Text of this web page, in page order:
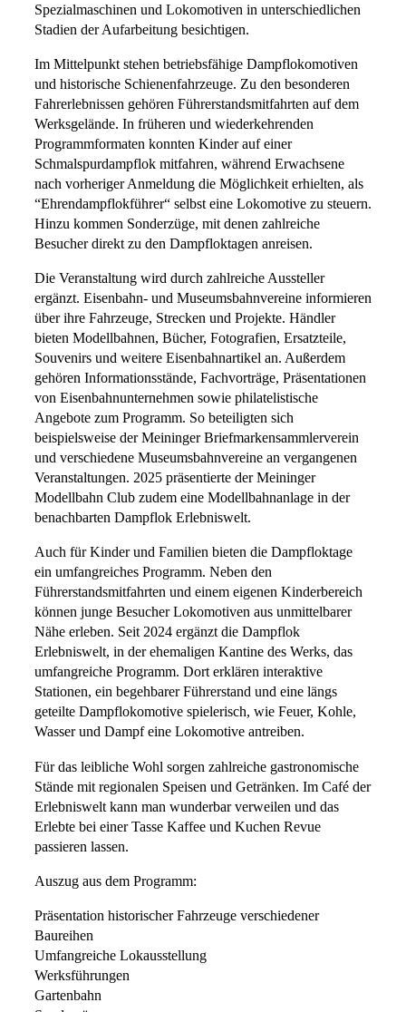
Spezialmaschinen und Lokomotiven in unterschiedlichen
Stadien der Aufarbeitung besichtigen.
Im Mittelpunkt stehen betriebsfähige Dampflokomotiven
und historische Schienenfahrzeuge. Zu den besonderen
Fahrerlebnissen gehören Führerstandsmitfahrten auf dem
Werksgelände. In früheren und wiederkehrenden
Programmformaten konnten Kinder auf einer
Schmalspurdampflok mitfahren, während Erwachsene
nach vorheriger Anmeldung die Möglichkeit erhielten, als
“Ehrendampflokführer“ selbst eine Lokomotive zu steuern.
Hinzu kommen Sonderzüge, mit denen zahlreiche
Besucher direkt zu den Dampfloktagen anreisen.
Die Veranstaltung wird durch zahlreiche Aussteller
ergänzt. Eisenbahn- und Museumsbahnvereine informieren
über ihre Fahrzeuge, Strecken und Projekte. Händler
bieten Modellbahnen, Bücher, Fotografien, Ersatzteile,
Souvenirs und weitere Eisenbahnartikel an. Außerdem
gehören Informationsstände, Fachvorträge, Präsentationen
von Eisenbahnunternehmen sowie philatelistische
Angebote zum Programm. So beteiligten sich
beispielsweise der Meininger Briefmarkensammlerverein
und verschiedene Museumsbahnvereine an vergangenen
Veranstaltungen. 2025 präsentierte der Meininger
Modellbahn Club zudem eine Modellbahnanlage in der
benachbarten Dampflok Erlebniswelt.
Auch für Kinder und Familien bieten die Dampfloktage
ein umfangreiches Programm. Neben den
Führerstandsmitfahrten und einem eigenen Kinderbereich
können junge Besucher Lokomotiven aus unmittelbarer
Nähe erleben. Seit 2024 ergänzt die Dampflok
Erlebniswelt, in der ehemaligen Kantine des Werks, das
umfangreiche Programm. Dort erklären interaktive
Stationen, ein begehbarer Führerstand und eine längs
geteilte Dampflokomotive spielerisch, wie Feuer, Kohle,
Wasser und Dampf eine Lokomotive antreiben.
Für das leibliche Wohl sorgen zahlreiche gastronomische
Stände mit regionalen Speisen und Getränken. Im Café der
Erlebniswelt kann man wunderbar verweilen und das
Erlebte bei einer Tasse Kaffee und Kuchen Revue
passieren lassen.
Auszug aus dem Programm:
Präsentation historischer Fahrzeuge verschiedener
Baureihen
Umfangreiche Lokausstellung
Werksführungen
Gartenbahn